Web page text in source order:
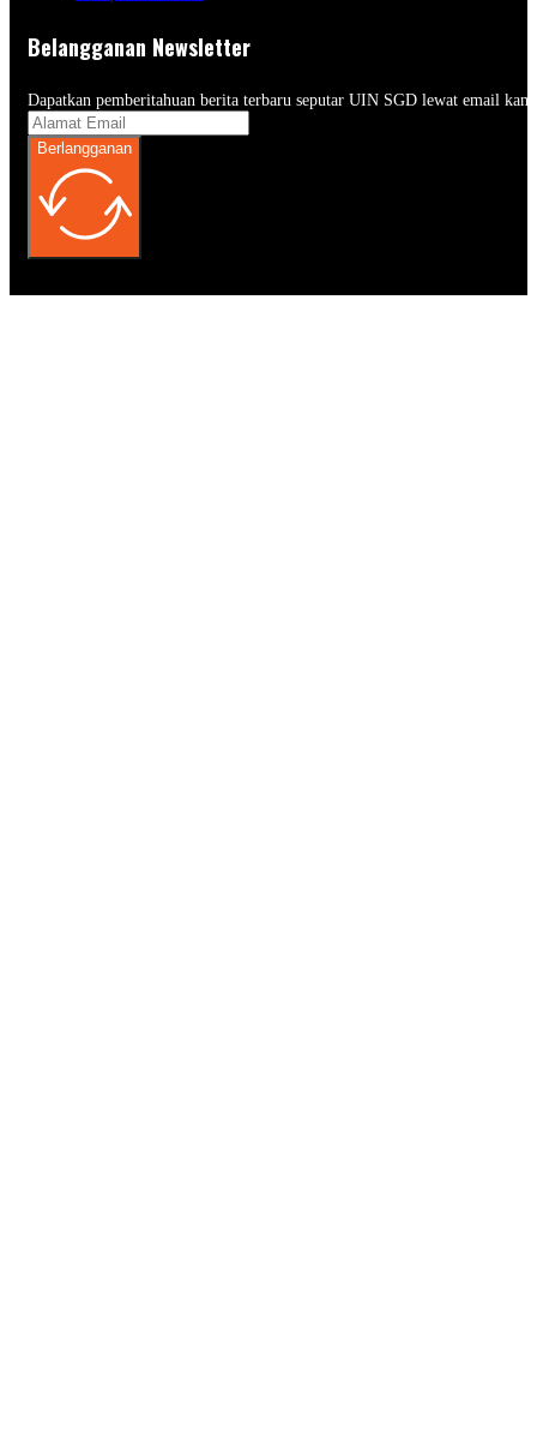
Belangganan Newsletter
Dapatkan pemberitahuan berita terbaru seputar UIN SGD lewat email
Berlangganan